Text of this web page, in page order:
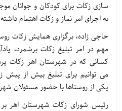
سازی زکات برای کودکان و جوانان
به اجرای امر نماز و زکات اهتمام
حاجی زاده، برگزاری همایش زکات
مهم در امر تبلیغ زکات برشمرد،
کسانی که در شهرستان اهر زکات
می توانیم برای تبلیغ بیش از پیش
یکی از روستاها با حضور مسئولان
رئیس شورای زکات شهرستان اهر